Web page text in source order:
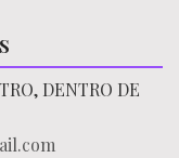
DENTRO DE